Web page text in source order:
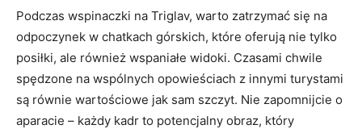
Podczas wspinaczki na Triglav, warto zatrzymać się na
odpoczynek​ w chatkach górskich, które oferują nie tylko
posiłki, ale również wspaniałe widoki. ‍Czasami​ chwile
spędzone na wspólnych opowieściach z innymi turystami
są równie​ wartościowe jak sam szczyt. Nie ​zapomnijcie o
aparacie – każdy kadr to‍ potencjalny obraz, który